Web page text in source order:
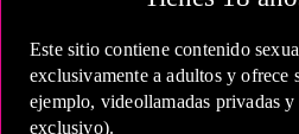
Este sitio contiene contenido
exclusivamente a adultos y ofrece
ejemplo, videollamadas privadas
exclusivo).
5 Horas
COP